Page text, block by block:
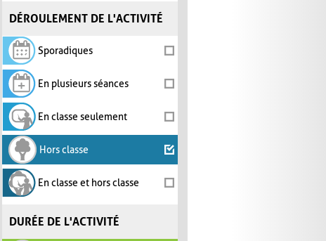
DÉROULEMENT DE L'ACTIVITÉ
Sporadiques
En plusieurs séances
En classe seulement
Hors classe
En classe et hors classe
DURÉE DE L'ACTIVITÉ